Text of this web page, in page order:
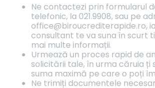
Ne contactezi prin formularul
telefonic, la 021.9908, sau pe
office@biroucrediterapide.ro,
consultant te va suna în scurt
mai multe informații.
Urmează un proces rapid de
solicitării tale, în urma căruia ți
suma maximă pe care o poți
Ne trimiți documentele